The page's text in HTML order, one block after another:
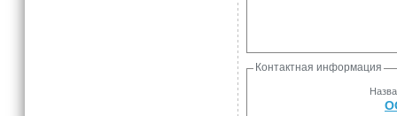
Контактная информация